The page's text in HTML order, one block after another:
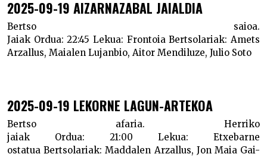
2025-09-19 AIZARNAZABAL JAIALDIA
Bertso saioa.
Jaiak Ordua: 22:45Lekua: FrontoiaBertsolariak: Amets
Arzallus, Maialen Lujanbio, Aitor Mendiluze, Julio Soto
2025-09-19 LEKORNE LAGUN-ARTEKOA
Bertso afaria. Herriko
jaiak
Ordua: 21:00 Lekua: Etxebarne
ostatuaBertsolariak: Maddalen Arzallus, Jon Maia Gai-